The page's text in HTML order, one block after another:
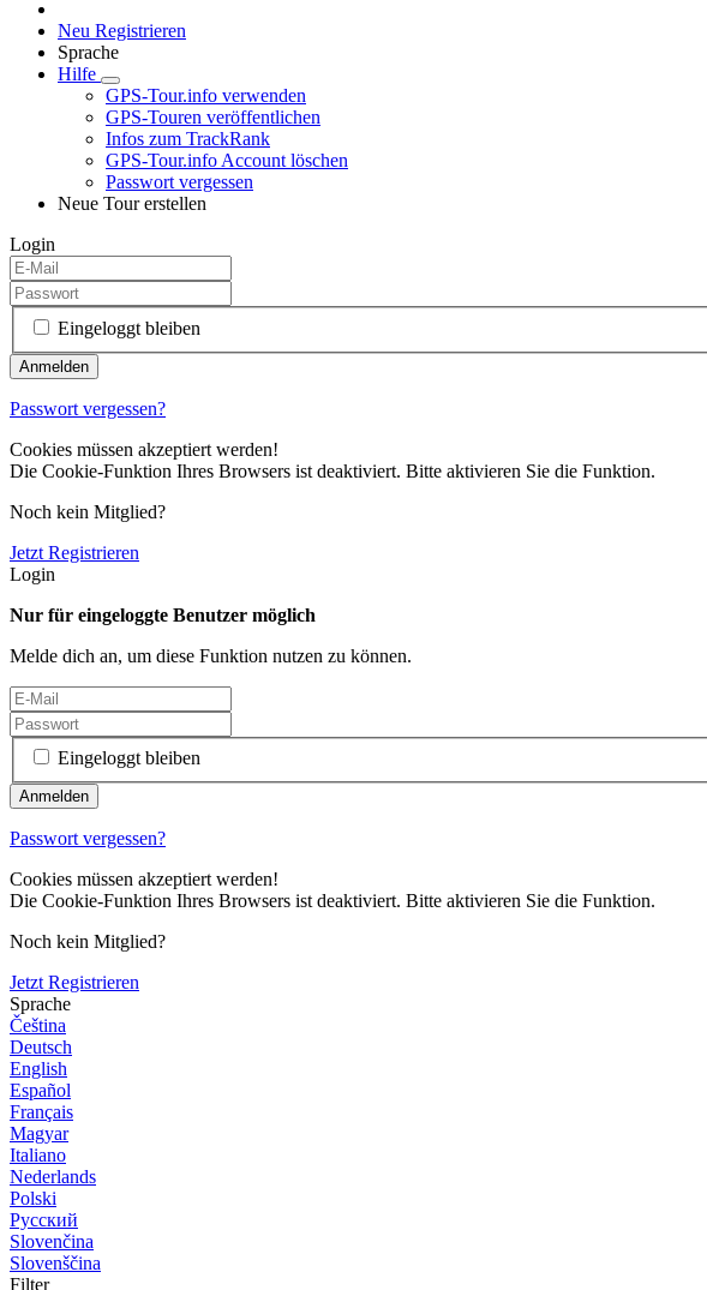
Neu Registrieren
Sprache
Hilfe
GPS-Tour.info verwenden
GPS-Touren veröffentlichen
Infos zum TrackRank
GPS-Tour.info Account löschen
Passwort vergessen
Neue Tour erstellen
Login
Eingeloggt bleiben
Passwort vergessen?
Cookies müssen akzeptiert werden!
Die Cookie-Funktion Ihres Browsers ist deaktiviert. Bitte aktivieren Sie die Funktion.
Noch kein Mitglied?
Jetzt Registrieren
Login
Nur für eingeloggte Benutzer möglich
Melde dich an, um diese Funktion nutzen zu können.
Eingeloggt bleiben
Passwort vergessen?
Cookies müssen akzeptiert werden!
Die Cookie-Funktion Ihres Browsers ist deaktiviert. Bitte aktivieren Sie die Funktion.
Noch kein Mitglied?
Jetzt Registrieren
Sprache
Čeština
Deutsch
English
Español
Français
Magyar
Italiano
Nederlands
Polski
Русский
Slovenčina
Slovenščina
Filter